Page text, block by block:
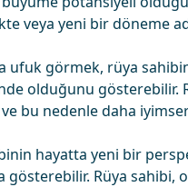
veya yeni bir döneme
ufuk görmek, rüya
olduğunu gösterebilir.
bu nedenle daha
hayatta yeni bir
gösterebilir. Rüya sahibi,